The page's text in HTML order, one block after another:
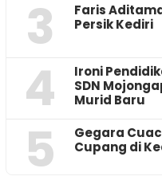
3
Faris
Persik Kediri
4
Ironi
SDN
Murid Baru
5
‎Gegara
Cupang di